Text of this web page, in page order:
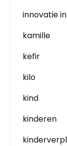
innovatie
kamille
kefir
kilo
kind
kinderen